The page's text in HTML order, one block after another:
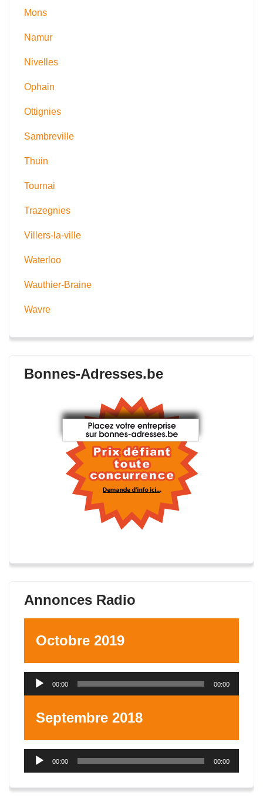
Mons
Namur
Nivelles
Ophain
Ottignies
Sambreville
Thuin
Tournai
Trazegnies
Villers-la-ville
Waterloo
Wauthier-Braine
Wavre
Bonnes-Adresses.be
Annonces Radio
Octobre 2019
Lecteur
00:00 00:00
Septembre 2018
Lecteur
00:00 00:00